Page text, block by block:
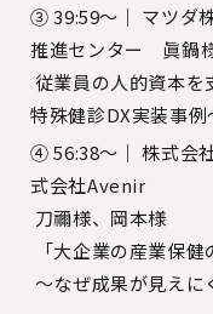
③ 39:59〜｜ マツダ
推進センター 眞鍋
従業員の人的資本
特殊健診DX実装事例
④ 56:38〜｜ 株式会
式会社Avenir
刀禰様、岡本様
「大企業の産業保健
〜なぜ成果が見えに